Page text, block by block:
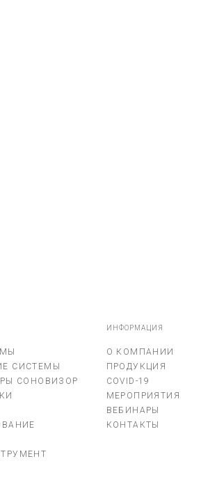
СИСТЕМЫ
СОНОВИЗОР
ИНФОРМАЦИЯ
О КОМПАНИИ
ПРОДУКЦИЯ
COVID-19
МЕРОПРИЯТИЯ
ВЕБИНАРЫ
КОНТАКТЫ